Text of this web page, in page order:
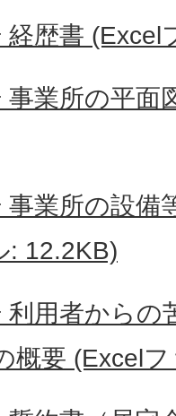
経歴書 (Excel
事業所の平面
事業所の設備
: 12.2KB)
利用者からの
概要 (Excel